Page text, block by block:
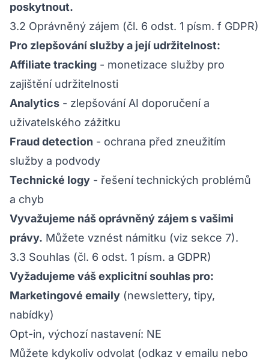
poskytnout.
3.2 Oprávněný zájem (čl. 6 odst. 1 písm. f GDPR)
Pro zlepšování služby a její udržitelnost:
Affiliate tracking - monetizace služby pro
zajištění udržitelnosti
Analytics - zlepšování AI doporučení a
uživatelského zážitku
Fraud detection - ochrana před zneužitím
služby a podvody
Technické logy - řešení technických problémů
a chyb
Vyvažujeme náš oprávněný zájem s vašimi
právy. Můžete vznést námitku (viz sekce 7).
3.3 Souhlas (čl. 6 odst. 1 písm. a GDPR)
Vyžadujeme váš explicitní souhlas pro:
Marketingové emaily (newslettery, tipy,
nabídky)
Opt-in, výchozí nastavení: NE
Můžete kdykoliv odvolat (odkaz v emailu nebo